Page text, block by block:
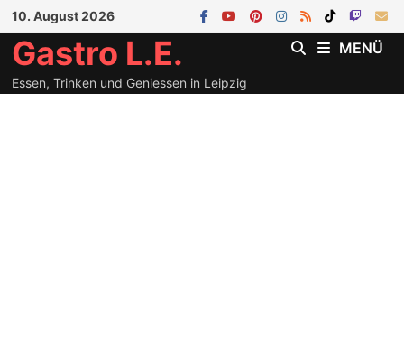
Zum
Inhalt
springen
10. August 2026
Gastro L.E.
Essen, Trinken und Geniessen in Leipzig
MENÜ